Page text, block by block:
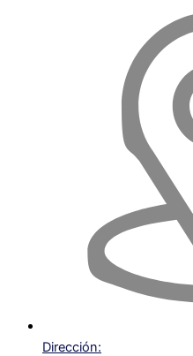
Dirección: